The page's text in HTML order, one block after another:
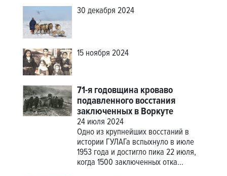
30 декабря 2024
15 ноября 2024
71-я годовщина кроваво
подавленного восстания
заключенных в Воркуте
24 июля 2024
Одно из крупнейших восстаний в
истории ГУЛАГа вспыхнуло в июле
1953 года и достигло пика 22 июля,
когда 1500 заключенных отка...